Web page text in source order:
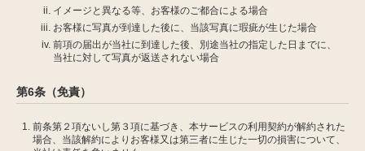
イメージと異なる等、お客様のご都合による場合
お客様に写真が到達した後に、当該写真に瑕疵が生じた場合
前項の届出が当社に到達した後、別途当社の指定した日までに、
当社に対して写真が返送されない場合
第6条（免責）
前条第２項ないし第３項に基づき、本サービスの利用契約が解約された
場合、当該解約によりお客様又は第三者に生じた一切の損害について、